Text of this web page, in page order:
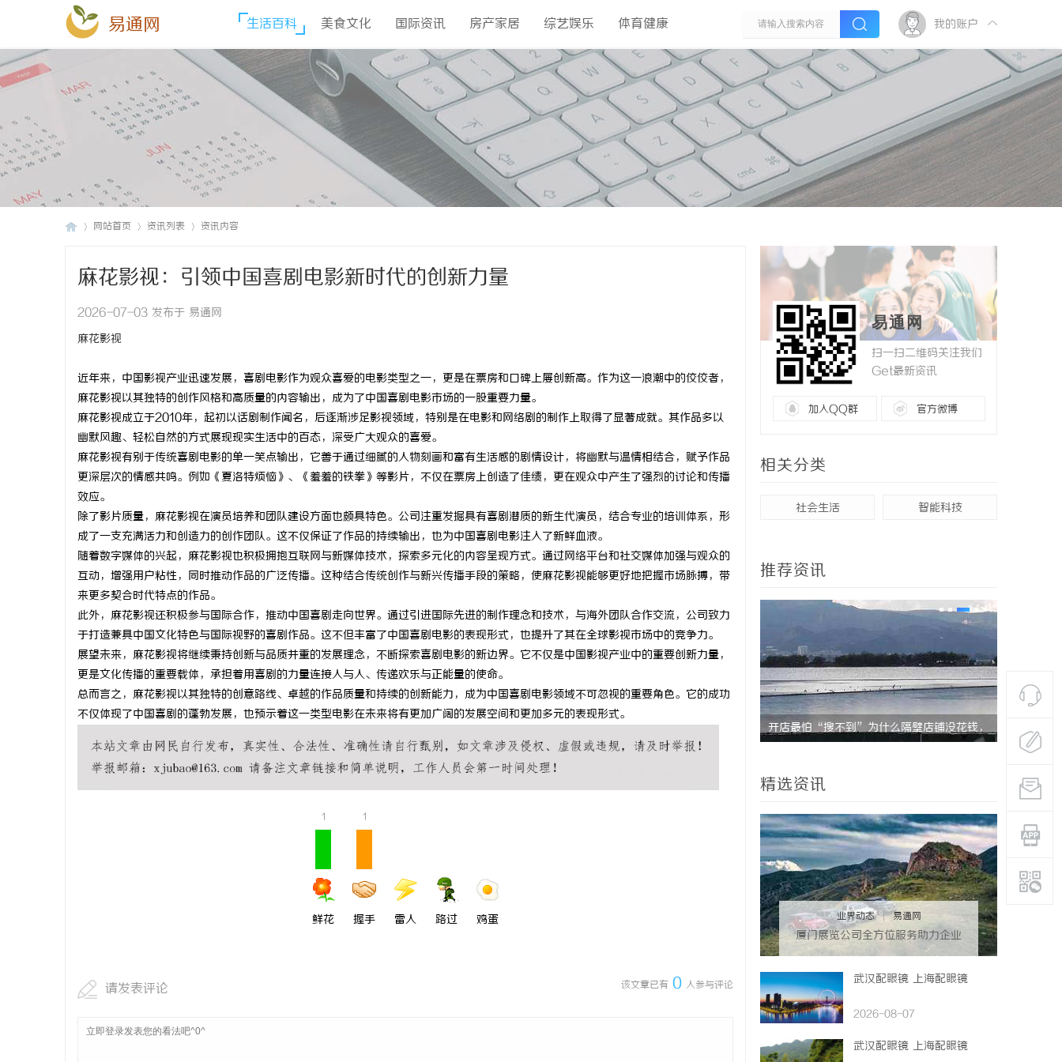
易通网 生活百科 美食文化 国际资讯 房产家居 综艺娱乐 体育健康 我的账户
网站首页 资讯列表 资讯内容
麻花影视：引领中国喜剧电影新时代的创新力量
2026-07-03 发布于 易通网
麻花影视
近年来，中国影视产业迅速发展，喜剧电影作为观众喜爱的电影类型之一，更是在票房和口碑上屡创新高。作为这一浪潮中的佼佼者，
麻花影视以其独特的创作风格和高质量的内容输出，成为了中国喜剧电影市场的一股重要力量。
麻花影视成立于2010年，起初以话剧制作闻名，后逐渐涉足影视领域，特别是在电影和网络剧的制作上取得了显著成就。其作品多以
幽默风趣、轻松自然的方式展现现实生活中的百态，深受广大观众的喜爱。
麻花影视有别于传统喜剧电影的单一笑点输出，它善于通过细腻的人物刻画和富有生活感的剧情设计，将幽默与温情相结合，赋予作品
更深层次的情感共鸣。例如《夏洛特烦恼》、《羞羞的铁拳》等影片，不仅在票房上创造了佳绩，更在观众中产生了强烈的讨论和传播
效应。
除了影片质量，麻花影视在演员培养和团队建设方面也颇具特色。公司注重发掘具有喜剧潜质的新生代演员，结合专业的培训体系，形
成了一支充满活力和创造力的创作团队。这不仅保证了作品的持续输出，也为中国喜剧电影注入了新鲜血液。
随着数字媒体的兴起，麻花影视也积极拥抱互联网与新媒体技术，探索多元化的内容呈现方式。通过网络平台和社交媒体加强与观众的
互动，增强用户粘性，同时推动作品的广泛传播。这种结合传统创作与新兴传播手段的策略，使麻花影视能够更好地把握市场脉搏，带
来更多契合时代特点的作品。
此外，麻花影视还积极参与国际合作，推动中国喜剧走向世界。通过引进国际先进的制作理念和技术，与海外团队合作交流，公司致力
于打造兼具中国文化特色与国际视野的喜剧作品。这不但丰富了中国喜剧电影的表现形式，也提升了其在全球影视市场中的竞争力。
展望未来，麻花影视将继续秉持创新与品质并重的发展理念，不断探索喜剧电影的新边界。它不仅是中国影视产业中的重要创新力量，
更是文化传播的重要载体，承担着用喜剧的力量连接人与人、传递欢乐与正能量的使命。
总而言之，麻花影视以其独特的创意路线、卓越的作品质量和持续的创新能力，成为中国喜剧电影领域不可忽视的重要角色。它的成功
不仅体现了中国喜剧的蓬勃发展，也预示着这一类型电影在未来将有更加广阔的发展空间和更加多元的表现形式。
1
鲜花
1
握手 雷人 路过 鸡蛋
该文章已有 0 人参与评论
请发表评论
易通网
扫一扫二维码关注我们
Get最新资讯
加入QQ群 官方微博
相关分类
社会生活 智能科技
推荐资讯
2026年工程验收趋严，反光路锥反光膜耐久
才是关键项
揭秘！专业充电桩项目软件开发商，究竟藏着
哪些行业秘诀？
开店最怕“搜不到”为什么隔壁店铺没花钱， 合肥刑事
法律困境
精选资讯
业界动态 | 易通网
厦门展览公司全方位服务助力企业
品牌打造与市场开拓
武汉配眼镜 上海配眼镜
2026-08-07
武汉配眼镜 上海配眼镜